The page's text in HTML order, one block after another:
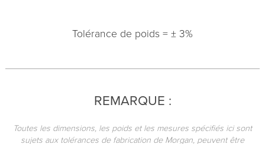
Tolérance de poids = ± 3%
REMARQUE :
Toutes les dimensions, les poids et les mesures spécifiés ici sont
sujets aux tolérances de fabrication de Morgan, peuvent être